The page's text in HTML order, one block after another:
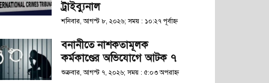
ট্রাইব্যুনাল
শনিবার, আগস্ট ৮, ২০২৬; সময় : ১০:২৭ পূর্বাহ্ণ
বনানীতে নাশকতামূলক
কর্মকাণ্ডের অভিযোগে আটক ৭
শুক্রবার, আগস্ট ৭, ২০২৬; সময় : ৫:০৩ অপরাহ্ণ